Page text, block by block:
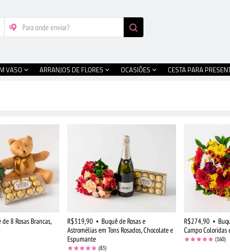
VASO ARRANJOS DE FLORES OCASIÕES CESTA PARA
de 8 Rosas Brancas,
R$319,90 • Buquê de Rosas e
Astromélias em Tons Rosados, Chocolate e
Espumante
(83)
R$274,90 •
Campo Coloridas
(160)